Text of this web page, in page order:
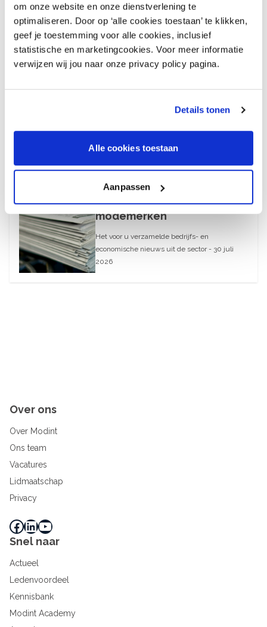
om onze website en onze dienstverlening te
optimaliseren. Door op ‘alle cookies toestaan’ te klikken,
geef je toestemming voor alle cookies, inclusief
statistische en marketingcookies. Voor meer informatie
verwijzen wij jou naar onze privacy policy pagina.
Details tonen
Alle cookies toestaan
Aanpassen
August 6, 2026
Recalls Alert Clothing,
Footwear & More – nr. 9,
6 augustus 2026
What’s Up – AI-blunders bij
webwinkels en
modemerken
30 juli 2026
Het voor u verzamelde bedrijfs- en
economische nieuws uit de sector - 30 juli
2026
Over ons
Over Modint
Ons team
Vacatures
Lidmaatschap
Privacy
Facebook LinkedIn YouTube
Snel naar
Actueel
Ledenvoordeel
Kennisbank
Modint Academy